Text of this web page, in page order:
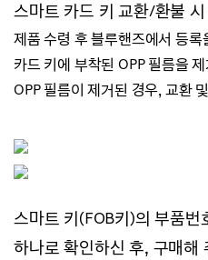
스마트 카드 키 교환/환불
제품 수령 후 블루핸즈에서 등
카드 키에 부착된 OPP 필름을
OPP 필름이 제거된 경우, 교환
스마트 키(FOB키)의 부품
하나로 확인하신 후, 구매해